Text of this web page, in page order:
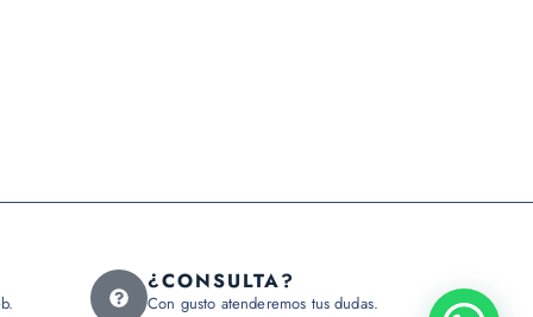
¿CONSULTA?
Con gusto atenderemos tus dudas.